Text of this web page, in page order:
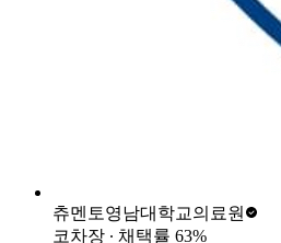
츄멘토영남대학교의료원
코차장 ∙ 채택률 63%